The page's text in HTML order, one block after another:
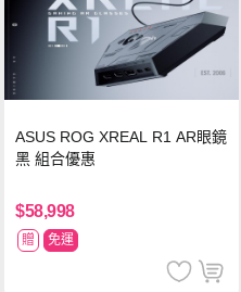
ASUS ROG XREAL R1 AR眼鏡
黑 組合優惠
$58,998
贈 免運